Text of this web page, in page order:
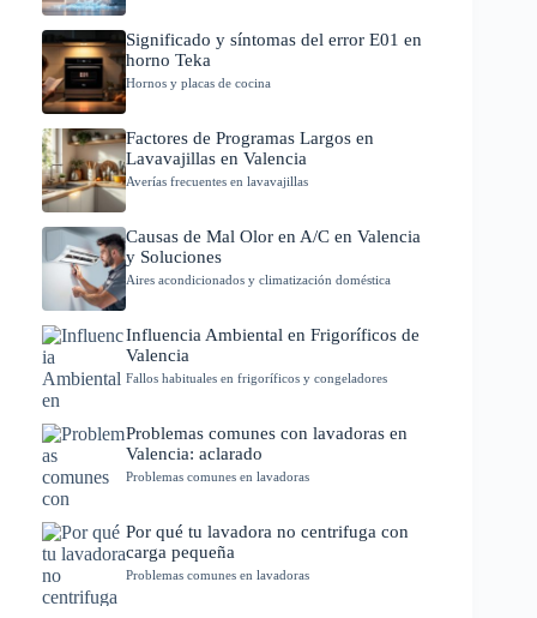
Significado y síntomas del error E01 en
horno Teka
Hornos y placas de cocina
Factores de Programas Largos en
Lavavajillas en Valencia
Averías frecuentes en lavavajillas
Causas de Mal Olor en A/C en Valencia
y Soluciones
Aires acondicionados y climatización doméstica
Influencia Ambiental en Frigoríficos de
Valencia
Fallos habituales en frigoríficos y congeladores
Problemas comunes con lavadoras en
Valencia: aclarado
Problemas comunes en lavadoras
Por qué tu lavadora no centrifuga con
carga pequeña
Problemas comunes en lavadoras